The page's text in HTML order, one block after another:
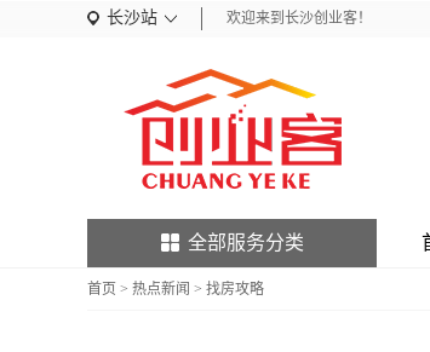
长沙站 欢迎来到长沙创业客！
全部服务分类
首页 > 热点新闻 > 找房攻略